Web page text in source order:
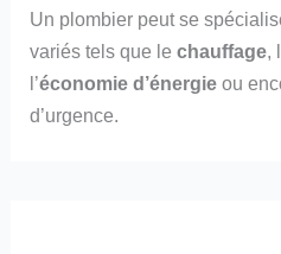
Un plombier peut se
variés tels que lechauffage,
l’économie d’énergie ou
d’urgence.